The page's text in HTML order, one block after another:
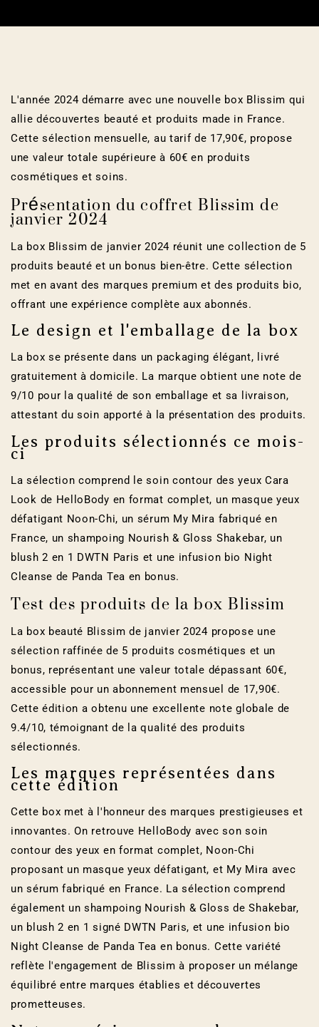
L'année 2024 démarre avec une nouvelle box Blissim qui
allie découvertes beauté et produits made in France.
Cette sélection mensuelle, au tarif de 17,90€, propose
une valeur totale supérieure à 60€ en produits
cosmétiques et soins.
Présentation du coffret Blissim de
janvier 2024
La box Blissim de janvier 2024 réunit une collection de 5
produits beauté et un bonus bien-être. Cette sélection
met en avant des marques premium et des produits bio,
offrant une expérience complète aux abonnés.
Le design et l'emballage de la box
La box se présente dans un packaging élégant, livré
gratuitement à domicile. La marque obtient une note de
9/10 pour la qualité de son emballage et sa livraison,
attestant du soin apporté à la présentation des produits.
Les produits sélectionnés ce mois-
ci
La sélection comprend le soin contour des yeux Cara
Look de HelloBody en format complet, un masque yeux
défatigant Noon-Chi, un sérum My Mira fabriqué en
France, un shampoing Nourish & Gloss Shakebar, un
blush 2 en 1 DWTN Paris et une infusion bio Night
Cleanse de Panda Tea en bonus.
Test des produits de la box Blissim
La box beauté Blissim de janvier 2024 propose une
sélection raffinée de 5 produits cosmétiques et un
bonus, représentant une valeur totale dépassant 60€,
accessible pour un abonnement mensuel de 17,90€.
Cette édition a obtenu une excellente note globale de
9.4/10, témoignant de la qualité des produits
sélectionnés.
Les marques représentées dans
cette édition
Cette box met à l'honneur des marques prestigieuses et
innovantes. On retrouve HelloBody avec son soin
contour des yeux en format complet, Noon-Chi
proposant un masque yeux défatigant, et My Mira avec
un sérum fabriqué en France. La sélection comprend
également un shampoing Nourish & Gloss de Shakebar,
un blush 2 en 1 signé DWTN Paris, et une infusion bio
Night Cleanse de Panda Tea en bonus. Cette variété
reflète l'engagement de Blissim à proposer un mélange
équilibré entre marques établies et découvertes
prometteuses.